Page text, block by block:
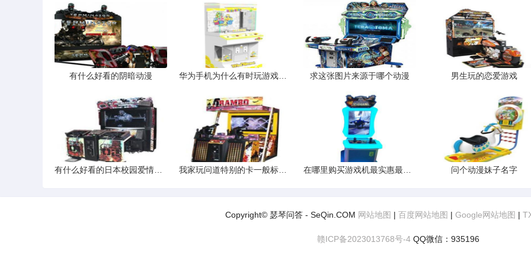
有什么好看的阴暗动漫 求这张图片来源于哪个动漫 男生玩的恋爱游戏
问个动漫妹子名字
Copyright© 瑟琴问答 - SeQin.COM 网站地图 | 百度网站地图 | Google网站地图 |
赣ICP备2023013768号-4 QQ微信：935196